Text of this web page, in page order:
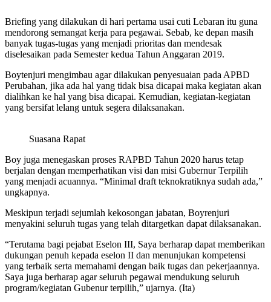
Briefing yang dilakukan di hari pertama usai cuti Lebaran itu guna
mendorong semangat kerja para pegawai. Sebab, ke depan masih
banyak tugas-tugas yang menjadi prioritas dan mendesak
diselesaikan pada Semester kedua Tahun Anggaran 2019.
Boytenjuri mengimbau agar dilakukan penyesuaian pada APBD
Perubahan, jika ada hal yang tidak bisa dicapai maka kegiatan akan
dialihkan ke hal yang bisa dicapai. Kemudian, kegiatan-kegiatan
yang bersifat lelang untuk segera dilaksanakan.
Suasana Rapat
Boy juga menegaskan proses RAPBD Tahun 2020 harus tetap
berjalan dengan memperhatikan visi dan misi Gubernur Terpilih
yang menjadi acuannya. “Minimal draft teknokratiknya sudah ada,”
ungkapnya.
Meskipun terjadi sejumlah kekosongan jabatan, Boyrenjuri
menyakini seluruh tugas yang telah ditargetkan dapat dilaksanakan.
“Terutama bagi pejabat Eselon III, Saya berharap dapat memberikan
dukungan penuh kepada eselon II dan menunjukan kompetensi
yang terbaik serta memahami dengan baik tugas dan pekerjaannya.
Saya juga berharap agar seluruh pegawai mendukung seluruh
program/kegiatan Gubenur terpilih,” ujarnya. (Ita)